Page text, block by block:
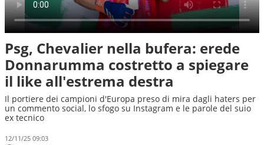
Psg, Chevalier nella bufera: erede
Donnarumma costretto a spiegare
il like all'estrema destra
Il portiere dei campioni d'Europa preso di mira dagli haters per
un commento social, lo sfogo su Instagram e le parole del suio
ex tecnico
12/11/25 09:03